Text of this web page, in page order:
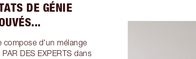
DE GÉNIE
compose d'un mélange
DES EXPERTS dans